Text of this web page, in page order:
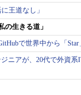
王道なし」
の生きる道」
で世界中から「Star
ニアが、20代で外資系